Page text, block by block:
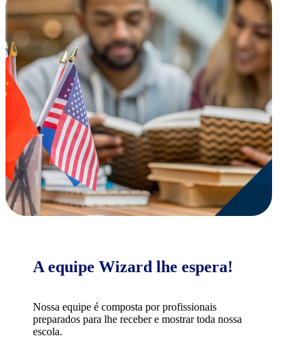
A equipe Wizard lhe espera!
Nossa equipe é composta por profissionais
preparados para lhe receber e mostrar toda nossa
escola.